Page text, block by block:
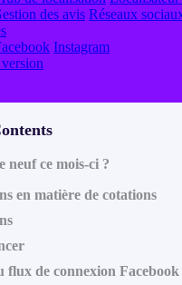
des avis Réseaux
Instagram
neuf ce mois-ci ?
en matière de cotations
flux de connexion